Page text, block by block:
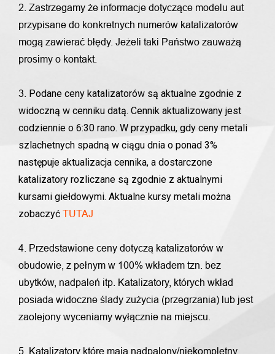
2. Zastrzegamy że informacje dotyczące modelu aut
przypisane do konkretnych numerów katalizatorów
mogą zawierać błędy. Jeżeli taki Państwo zauważą
prosimy o kontakt.
3. Podane ceny katalizatorów są aktualne zgodnie z
widoczną w cenniku datą. Cennik aktualizowany jest
codziennie o 6:30 rano. W przypadku, gdy ceny metali
szlachetnych spadną w ciągu dnia o ponad 3%
następuje aktualizacja cennika, a dostarczone
katalizatory rozliczane są zgodnie z aktualnymi
kursami giełdowymi. Aktualne kursy metali można
zobaczyć TUTAJ
4. Przedstawione ceny dotyczą katalizatorów w
obudowie, z pełnym w 100% wkładem tzn. bez
ubytków, nadpaleń itp. Katalizatory, których wkład
posiada widoczne ślady zużycia (przegrzania) lub jest
zaolejony wyceniamy wyłącznie na miejscu.
5. Katalizatory które mają nadpalony/niekompletny